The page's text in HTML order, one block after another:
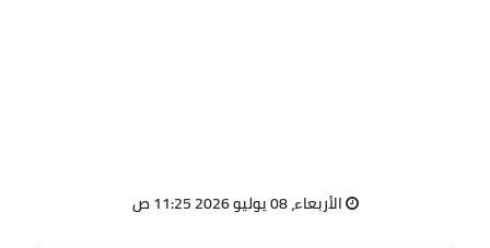
الأربعاء، 08 يوليو 2026 11:25 ص